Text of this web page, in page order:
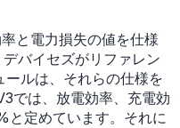
と電力損失の値を仕様
バイセズがリファレン
ルは、それらの仕様を
では、放電効率、充電効
定めています。それに